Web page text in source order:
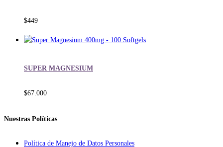
$449
SUPER MAGNESIUM
$67.000
Nuestras Políticas
Política de Manejo de Datos Personales